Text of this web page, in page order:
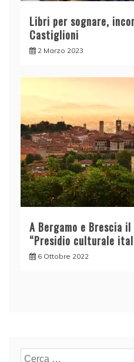
Libri per sognare,
Castiglioni
2 Marzo 2023
A Bergamo e Brescia
“Presidio culturale
6 Ottobre 2022
Ricerca